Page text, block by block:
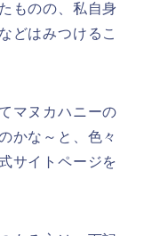
ものの、私自身
どはみつけるこ
マヌカハニーの
かな～と、色々
サイトページを